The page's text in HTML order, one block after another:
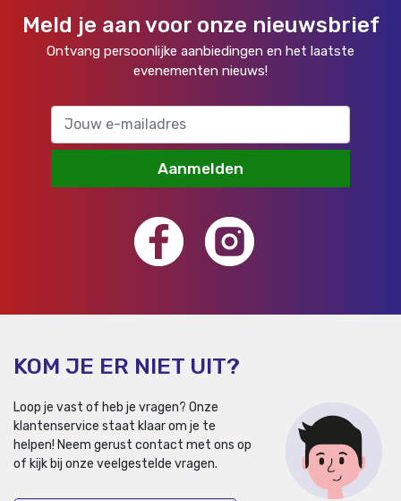
Meld je aan voor onze nieuwsbrief
Ontvang persoonlijke aanbiedingen en het laatste
evenementen nieuws!
Aanmelden
KOM JE ER NIET UIT?
Loop je vast of heb je vragen? Onze
klantenservice staat klaar om je te
helpen! Neem gerust contact met ons op
of kijk bij onze veelgestelde vragen.